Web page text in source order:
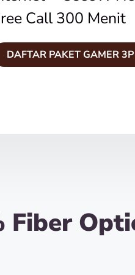
Call 300 Menit
DAFTAR PAKET GAMER 3P
Fiber